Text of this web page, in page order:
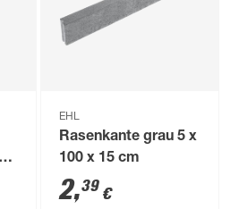
EHL
Rasenkante grau 5 x
100 x 15 cm
2,39 €